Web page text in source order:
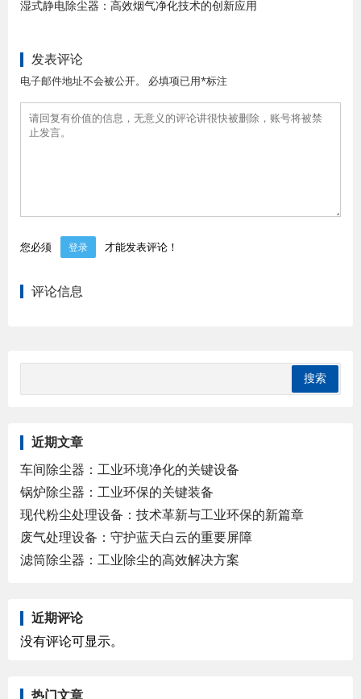
湿式静电除尘器：高效烟气净化技术的创新应用
发表评论
电子邮件地址不会被公开。 必填项已用*标注
您必须 登录 才能发表评论！
评论信息
近期文章
车间除尘器：工业环境净化的关键设备
锅炉除尘器：工业环保的关键装备
现代粉尘处理设备：技术革新与工业环保的新篇章
废气处理设备：守护蓝天白云的重要屏障
滤筒除尘器：工业除尘的高效解决方案
近期评论
没有评论可显示。
热门文章